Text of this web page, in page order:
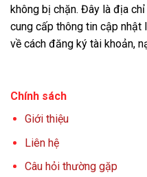
không bị chặn. Đây là địa
cung cấp thông tin cập
về cách đăng ký tài khoản,
Chính sách
Giới thiệu
Liên hệ
Câu hỏi thường gặp